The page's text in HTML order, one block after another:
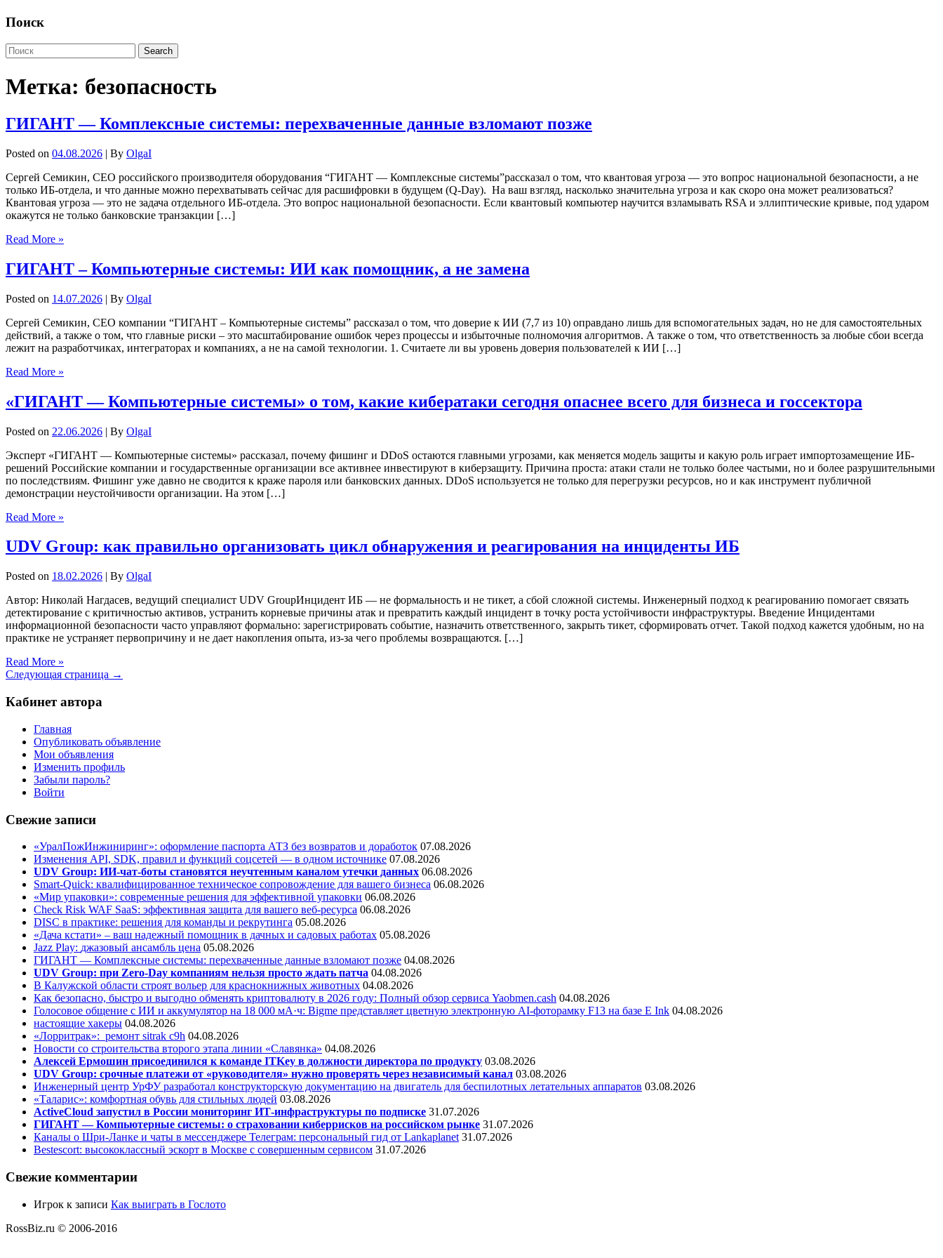
Поиск
Метка: безопасность
ГИГАНТ — Комплексные системы: перехваченные данные взломают позже
Posted on 04.08.2026 | By OlgaI
Сергей Семикин, СЕО российского производителя оборудования “ГИГАНТ — Комплексные системы”рассказал о том, что квантовая угроза — это вопрос национальной безопасности, а не
только ИБ-отдела, и что данные можно перехватывать сейчас для расшифровки в будущем (Q-Day). На ваш взгляд, насколько значительна угроза и как скоро она может реализоваться?
Квантовая угроза — это не задача отдельного ИБ-отдела. Это вопрос национальной безопасности. Если квантовый компьютер научится взламывать RSA и эллиптические кривые, под ударом
окажутся не только банковские транзакции […]
Read More »
ГИГАНТ–Компьютерные системы: ИИ как помощник, а не замена
Posted on 14.07.2026 | By OlgaI
Сергей Семикин, СЕО компании “ГИГАНТ – Компьютерные системы” рассказал о том, что доверие к ИИ (7,7 из 10) оправдано лишь для вспомогательных задач, но не для самостоятельных
действий, а также о том, что главные риски – это масштабирование ошибок через процессы и избыточные полномочия алгоритмов. А также о том, что ответственность за любые сбои всегда
лежит на разработчиках, интеграторах и компаниях, а не на самой технологии. 1. Считаете ли вы уровень доверия пользователей к ИИ […]
Read More »
«ГИГАНТ — Компьютерные системы» о том, какие кибератаки сегодня опаснее всего для бизнеса и госсектора
Posted on 22.06.2026 | By OlgaI
Эксперт «ГИГАНТ — Компьютерные системы» рассказал, почему фишинг и DDoS остаются главными угрозами, как меняется модель защиты и какую роль играет импортозамещение ИБ-
решений Российские компании и государственные организации все активнее инвестируют в киберзащиту. Причина проста: атаки стали не только более частыми, но и более разрушительными
по последствиям. Фишинг уже давно не сводится к краже пароля или банковских данных. DDoS используется не только для перегрузки ресурсов, но и как инструмент публичной
демонстрации неустойчивости организации. На этом […]
Read More »
UDV Group: как правильно организовать цикл обнаружения и реагирования на инциденты ИБ
Posted on 18.02.2026 | By OlgaI
Автор: Николай Нагдасев, ведущий специалист UDV GroupИнцидент ИБ — не формальность и не тикет, а сбой сложной системы. Инженерный подход к реагированию помогает связать
детектирование с критичностью активов, устранить корневые причины атак и превратить каждый инцидент в точку роста устойчивости инфраструктуры. Введение Инцидентами
информационной безопасности часто управляют формально: зарегистрировать событие, назначить ответственного, закрыть тикет, сформировать отчет. Такой подход кажется удобным, но на
практике не устраняет первопричину и не дает накопления опыта, из-за чего проблемы возвращаются. […]
Read More »
Следующая страница →
Кабинет автора
Главная
Опубликовать объявление
Мои объявления
Изменить профиль
Забыли пароль?
Войти
Свежие записи
«УралПожИнжиниринг»: оформление паспорта АТЗ без возвратов и доработок 07.08.2026
Изменения API, SDK, правил и функций соцсетей — в одном источнике 07.08.2026
UDV Group: ИИ-чат-боты становятся неучтенным каналом утечки данных 06.08.2026
Smart-Quick: квалифицированное техническое сопровождение для вашего бизнеса 06.08.2026
«Мир упаковки»: современные решения для эффективной упаковки 06.08.2026
Check Risk WAF SaaS: эффективная защита для вашего веб-ресурса 06.08.2026
DISC в практике: решения для команды и рекрутинга 05.08.2026
«Дача кстати» – ваш надежный помощник в дачных и садовых работах 05.08.2026
Jazz Play: джазовый ансамбль цена 05.08.2026
ГИГАНТ — Комплексные системы: перехваченные данные взломают позже 04.08.2026
UDV Group: при Zero-Day компаниям нельзя просто ждать патча 04.08.2026
В Калужской области строят вольер для краснокнижных животных 04.08.2026
Как безопасно, быстро и выгодно обменять криптовалюту в 2026 году: Полный обзор сервиса Yaobmen.cash 04.08.2026
Голосовое общение с ИИ и аккумулятор на 18 000 мА·ч: Bigme представляет цветную электронную AI-фоторамку F13 на базе E Ink 04.08.2026
настоящие хакеры 04.08.2026
«Лорритрак»: ремонт sitrak c9h 04.08.2026
Новости со строительства второго этапа линии «Славянка» 04.08.2026
Алексей Ермошин присоединился к команде ITKey в должности директора по продукту 03.08.2026
UDV Group: срочные платежи от «руководителя» нужно проверять через независимый канал 03.08.2026
Инженерный центр УрФУ разработал конструкторскую документацию на двигатель для беспилотных летательных аппаратов 03.08.2026
«Таларис»: комфортная обувь для стильных людей 03.08.2026
ActiveCloud запустил в России мониторинг ИТ-инфраструктуры по подписке 31.07.2026
ГИГАНТ — Компьютерные системы: о страховании киберрисков на российском рынке 31.07.2026
Каналы о Шри-Ланке и чаты в мессенджере Телеграм: персональный гид от Lankaplanet 31.07.2026
Bestescort: высококлассный эскорт в Москве с совершенным сервисом 31.07.2026
Свежие комментарии
Игрок к записи Как выиграть в Гослото
RossBiz.ru © 2006-2016